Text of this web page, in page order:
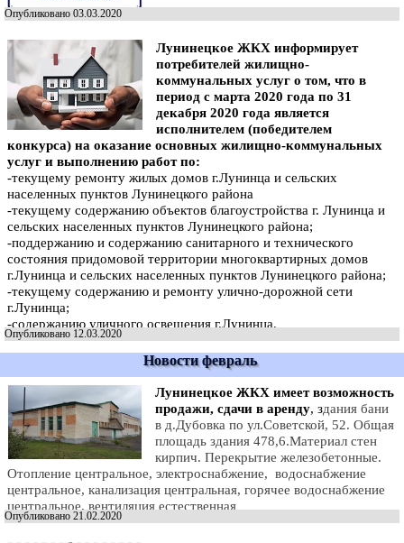
Опубликовано 03.03.2020
Лунинецкое ЖКХ информирует
потребителей жилищно-
коммунальных услуг о том, что в
период с марта 2020 года по 31
декабря 2020 года является
исполнителем (победителем
конкурса) на оказание основных жилищно-коммунальных
услуг и выполнению работ по:
-текущему ремонту жилых домов г.Лунинца и сельских
населенных пунктов Лунинецкого района
-текущему содержанию объектов благоустройства г. Лунинца и
сельских населенных пунктов Лунинецкого района;
-поддержанию и содержанию санитарного и технического
состояния придомовой территории многоквартирных домов
г.Лунинца и сельских населенных пунктов Лунинецкого района;
-текущему содержанию и ремонту улично-дорожной сети
г.Лунинца;
-содержанию уличного освещения г.Лунинца.
Опубликовано 12.03.2020
Новости февраль
Лунинецкое ЖКХ имеет возможность
продажи, сдачи в аренду, здания бани
в д.Дубовка по ул.Советской, 52. Общая
площадь здания 478,6.Материал стен
кирпич. Перекрытие железобетонные.
Отопление центральное, электроснабжение, водоснабжение
центральное, канализация центральная, горячее водоснабжение
центральное, вентиляция естественная
Опубликовано 21.02.2020